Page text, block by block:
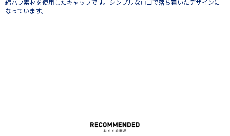
綿パフ素材を使用したキャップです。シンプルなロゴで落ち着いたデザインに
なっています。